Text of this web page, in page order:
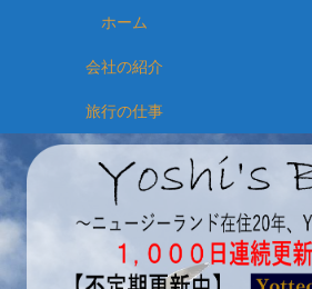
ホーム
会社の紹介
旅行の仕事